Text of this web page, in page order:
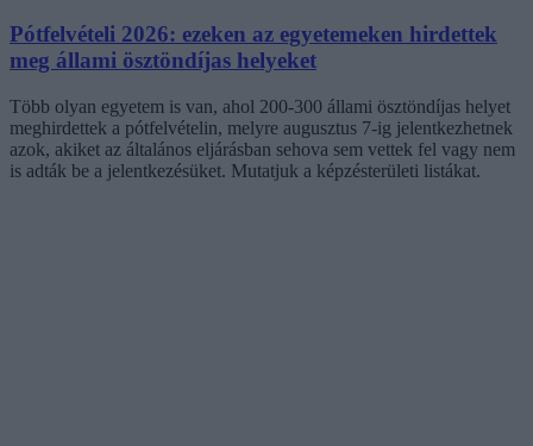
Pótfelvételi 2026: ezeken az egyetemeken hirdettek
meg állami ösztöndíjas helyeket
Több olyan egyetem is van, ahol 200-300 állami ösztöndíjas helyet
meghirdettek a pótfelvételin, melyre augusztus 7-ig jelentkezhetnek
azok, akiket az általános eljárásban sehova sem vettek fel vagy nem
is adták be a jelentkezésüket. Mutatjuk a képzésterületi listákat.